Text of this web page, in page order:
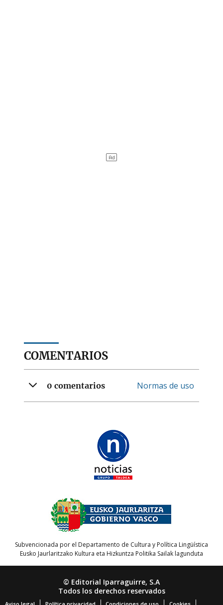
COMENTARIOS
0 comentarios Normas de uso
Subvencionada por el Departamento de Cultura y Política Lingüística
Eusko Jaurlaritzako Kultura eta Hizkuntza Politika Sailak lagunduta
© Editorial Iparraguirre, S.A
Todos los derechos reservados
Aviso legal Política privacidad Condiciones de uso Cookies